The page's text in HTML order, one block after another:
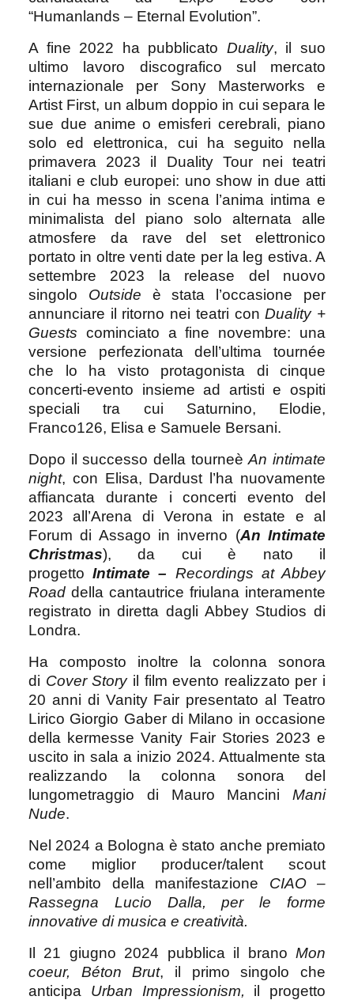
“Humanlands – Eternal Evolution”.
A fine 2022 ha pubblicato Duality, il suo
ultimo lavoro discografico sul mercato
internazionale per Sony Masterworks e
Artist First, un album doppio in cui separa le
sue due anime o emisferi cerebrali, piano
solo ed elettronica, cui ha seguito nella
primavera 2023 il Duality Tour nei teatri
italiani e club europei: uno show in due atti
in cui ha messo in scena l’anima intima e
minimalista del piano solo alternata alle
atmosfere da rave del set elettronico
portato in oltre venti date per la leg estiva. A
settembre 2023 la release del nuovo
singolo Outside è stata l’occasione per
annunciare il ritorno nei teatri conDuality +
Guests cominciato a fine novembre: una
versione perfezionata dell’ultima tournée
che lo ha visto protagonista di cinque
concerti-evento insieme ad artisti e ospiti
speciali tra cui Saturnino, Elodie,
Franco126, Elisa e Samuele Bersani.
Dopo il successo della tourneèAn intimate
night, con Elisa, Dardust l’ha nuovamente
affiancata durante i concerti evento del
2023 all’Arena di Verona in estate e al
Forum di Assago in inverno (An Intimate
Christmas), da cui è nato il
progettoIntimate – Recordings at Abbey
Road della cantautrice friulana interamente
registrato in diretta dagli Abbey Studios di
Londra.
Ha composto inoltre la colonna sonora
di Cover Storyil film evento realizzato per i
20 anni di Vanity Fair presentato al Teatro
Lirico Giorgio Gaber di Milano in occasione
della kermesse Vanity Fair Stories 2023 e
uscito in sala a inizio 2024. Attualmente sta
realizzando la colonna sonora del
lungometraggio di Mauro Mancini Mani
Nude.
Nel 2024 a Bologna è stato anche premiato
come miglior producer/talent scout
nell’ambito della manifestazione CIAO –
Rassegna Lucio Dalla, per le forme
innovative di musica e creatività.
Il 21 giugno 2024 pubblica il brano Mon
coeur, Béton Brut, il primo singolo che
anticipa Urban Impressionism, il progetto